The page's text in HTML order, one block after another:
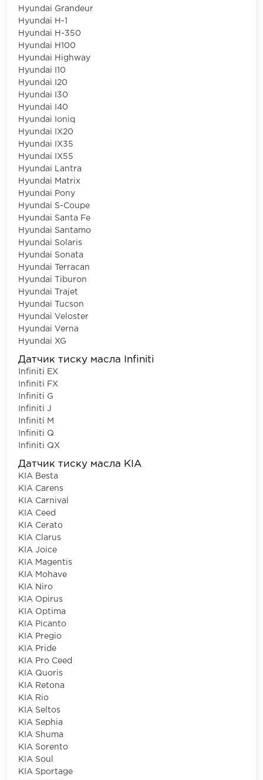
Hyundai Grandeur
Hyundai H-1
Hyundai H-350
Hyundai H100
Hyundai Highway
Hyundai I10
Hyundai I20
Hyundai I30
Hyundai I40
Hyundai Ioniq
Hyundai IX20
Hyundai IX35
Hyundai IX55
Hyundai Lantra
Hyundai Matrix
Hyundai Pony
Hyundai S-Coupe
Hyundai Santa Fe
Hyundai Santamo
Hyundai Solaris
Hyundai Sonata
Hyundai Terracan
Hyundai Tiburon
Hyundai Trajet
Hyundai Tucson
Hyundai Veloster
Hyundai Verna
Hyundai XG
Датчик тиску масла Infiniti
Infiniti EX
Infiniti FX
Infiniti G
Infiniti J
Infiniti M
Infiniti Q
Infiniti QX
Датчик тиску масла KIA
KIA Besta
KIA Carens
KIA Carnival
KIA Ceed
KIA Cerato
KIA Clarus
KIA Joice
KIA Magentis
KIA Mohave
KIA Niro
KIA Opirus
KIA Optima
KIA Picanto
KIA Pregio
KIA Pride
KIA Pro Ceed
KIA Quoris
KIA Retona
KIA Rio
KIA Seltos
KIA Sephia
KIA Shuma
KIA Sorento
KIA Soul
KIA Sportage